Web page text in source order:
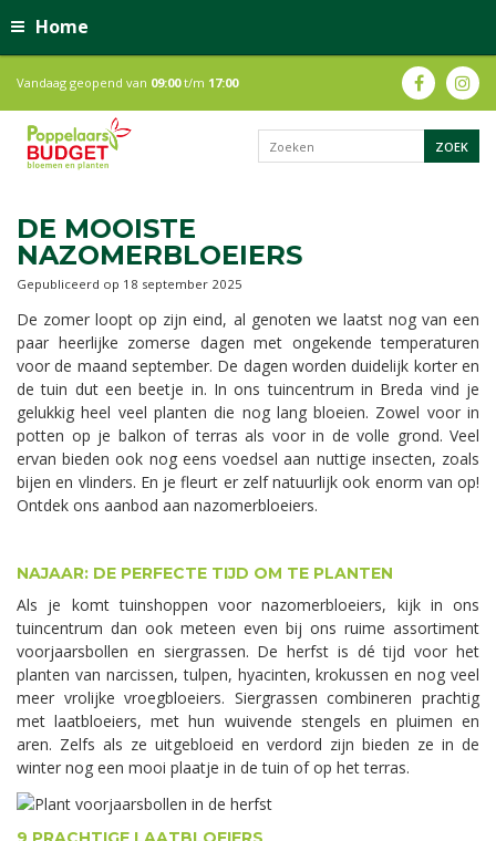
Home
Vandaag geopend van 09:00t/m 17:00
DE MOOISTE
NAZOMERBLOEIERS
Gepubliceerd op 18 september 2025
De zomer loopt op zijn eind, al genoten we laatst nog van een
paar heerlijke zomerse dagen met ongekende temperaturen
voor de maand september. De dagen worden duidelijk korter en
de tuin dut een beetje in. In ons tuincentrum in Breda vind je
gelukkig heel veel planten die nog lang bloeien. Zowel voor in
potten op je balkon of terras als voor in de volle grond. Veel
ervan bieden ook nog eens voedsel aan nuttige insecten, zoals
bijen en vlinders. En je fleurt er zelf natuurlijk ook enorm van op!
Ontdek ons aanbod aan nazomerbloeiers.
NAJAAR: DE PERFECTE TIJD OM TE PLANTEN
Als je komt tuinshoppen voor nazomerbloeiers, kijk in ons
tuincentrum dan ook meteen even bij ons ruime assortiment
voorjaarsbollen en siergrassen. De herfst is dé tijd voor het
planten van narcissen, tulpen, hyacinten, krokussen en nog veel
meer vrolijke vroegbloeiers. Siergrassen combineren prachtig
met laatbloeiers, met hun wuivende stengels en pluimen en
aren. Zelfs als ze uitgebloeid en verdord zijn bieden ze in de
winter nog een mooi plaatje in de tuin of op het terras.